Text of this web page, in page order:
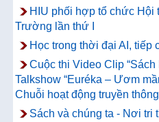
HIU phối hợp tổ chức Hội
Trường lần thứ I
Học trong thời đại AI, tiếp
Cuộc thi Video Clip “Sách
Talkshow “Euréka – Ươm
Chuỗi hoạt động truyền
Sách và chúng ta - Nơi tri